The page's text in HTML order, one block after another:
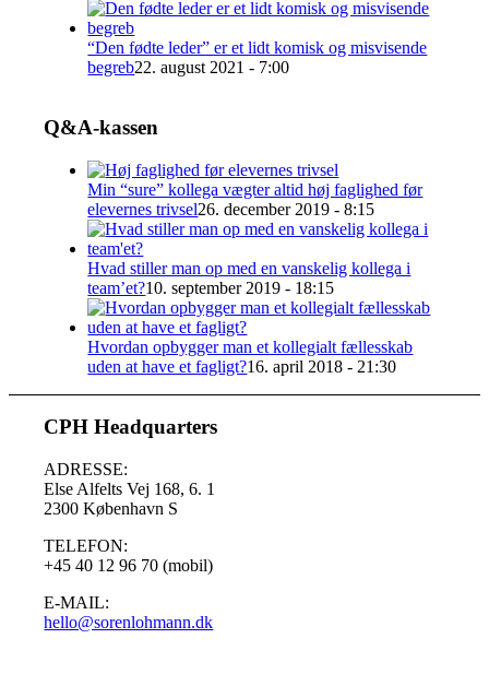
“Den fødte leder” er et lidt komisk og misvisende
begreb22. august 2021 - 7:00
Q&A-kassen
Min “sure” kollega vægter altid høj faglighed før
elevernes trivsel26. december 2019 - 8:15
Hvad stiller man op med en vanskelig kollega i
team’et?10. september 2019 - 18:15
Hvordan opbygger man et kollegialt fællesskab
uden at have et fagligt?16. april 2018 - 21:30
CPH Headquarters
ADRESSE:
Else Alfelts Vej 168, 6. 1
2300 København S
TELEFON:
+45 40 12 96 70 (mobil)
E-MAIL:
hello@sorenlohmann.dk